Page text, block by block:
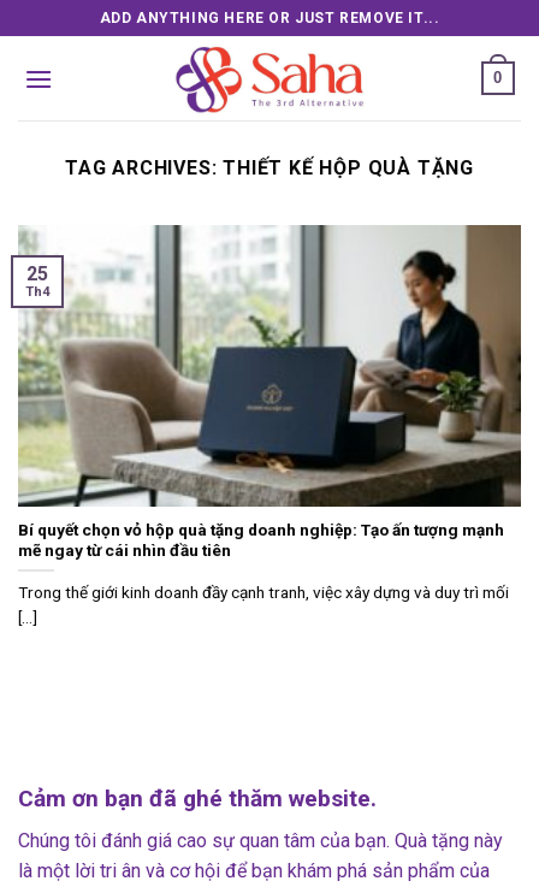
to
content
ADD ANYTHING HERE OR JUST REMOVE IT...
0
TAG ARCHIVES:THIẾT KẾ HỘP QUÀ TẶNG
Bí quyết chọn vỏ hộp quà tặng doanh nghiệp: Tạo ấn tượng mạnh
mẽ ngay từ cái nhìn đầu tiên
Trong thế giới kinh doanh đầy cạnh tranh, việc xây dựng và duy trì mối
[...]
25
Th4
Cảm ơn bạn đã ghé thăm website.
Chúng tôi đánh giá cao sự quan tâm của bạn. Quà tặng này
là một lời tri ân và cơ hội để bạn khám phá sản phẩm của